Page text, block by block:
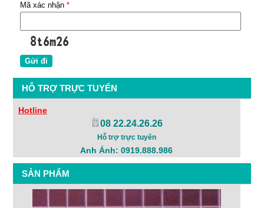
Mã xác nhận *
HỖ TRỢ TRỰC TUYẾN
Hotline
08 22.24.26.26
Hỗ trợ trực tuyến
Anh Ánh: 0919.888.986
SẢN PHẨM